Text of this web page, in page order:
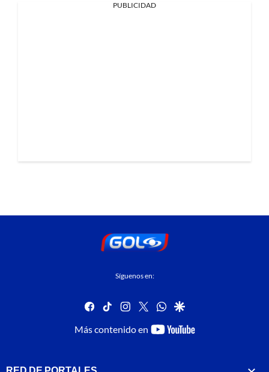
PUBLICIDAD
Síguenos en:
facebook
tiktok instagram
twitterwhatsapp
google
Más contenido en
youtube-